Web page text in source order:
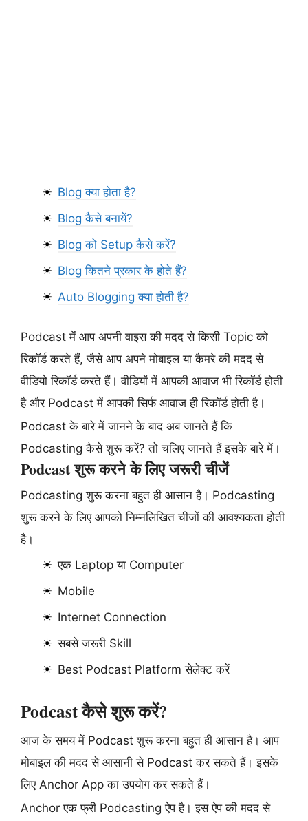
Blog क्या होता है?
Blog कैसे बनायें?
Blog को Setup कैसे करें?
Blog कितने प्रकार के होते हैं?
Auto Blogging क्या होती है?
Podcast में आप अपनी वाइस की मदद से किसी Topic को
रिकॉर्ड करते हैं, जैसे आप अपने मोबाइल या कैमरे की मदद से
वीडियो रिकॉर्ड करते हैं। वीडियों में आपकी आवाज भी रिकॉर्ड होती
है और Podcast में आपकी सिर्फ आवाज ही रिकॉर्ड होती है।
Podcast के बारे में जानने के बाद अब जानते हैं कि
Podcasting कैसे शुरू करें? तो चलिए जानते हैं इसके बारे में।
Podcast शुरू करने के लिए जरूरी चीजें
Podcasting शुरू करना बहुत ही आसान है। Podcasting
शुरू करने के लिए आपको निम्नलिखित चीजों की आवश्यकता होती
है।
एक Laptop या Computer
Mobile
Internet Connection
सबसे जरूरी Skill
Best Podcast Platform सेलेक्ट करें
Podcast कैसे शुरू करें?
आज के समय में Podcast शुरू करना बहुत ही आसान है। आप
मोबाइल की मदद से आसानी से Podcast कर सकते हैं। इसके
लिए Anchor App का उपयोग कर सकते हैं।
Anchor एक फ्री Podcasting ऐप है। इस ऐप की मदद से